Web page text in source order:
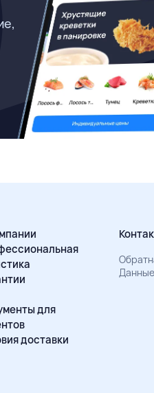
для
доставки